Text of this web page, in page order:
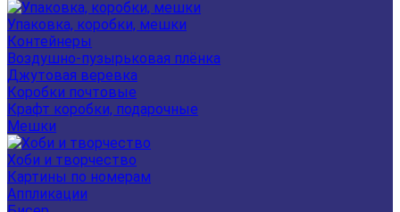
Упаковка, коробки, мешки
Контейнеры
Воздушно-пузырьковая плёнка
Джутовая веревка
Коробки почтовые
Крафт коробки, подарочные
Мешки
Хоби и творчество
Картины по номерам
Аппликации